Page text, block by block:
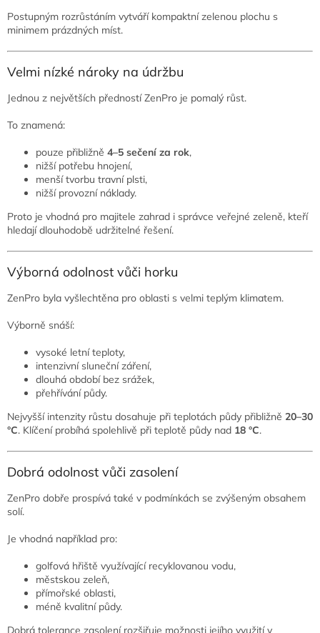
Postupným rozrůstáním vytváří kompaktní zelenou plochu s
minimem prázdných míst.
Velmi nízké nároky na údržbu
Jednou z největších předností ZenPro je pomalý růst.
To znamená:
pouze přibližně 4–5 sečení za rok,
nižší potřebu hnojení,
menší tvorbu travní plsti,
nižší provozní náklady.
Proto je vhodná pro majitele zahrad i správce veřejné zeleně, kteří
hledají dlouhodobě udržitelné řešení.
Výborná odolnost vůči horku
ZenPro byla vyšlechtěna pro oblasti s velmi teplým klimatem.
Výborně snáší:
vysoké letní teploty,
intenzivní sluneční záření,
dlouhá období bez srážek,
přehřívání půdy.
Nejvyšší intenzity růstu dosahuje při teplotách půdy přibližně 20–30
°C. Klíčení probíhá spolehlivě při teplotě půdy nad 18 °C.
Dobrá odolnost vůči zasolení
ZenPro dobře prospívá také v podmínkách se zvýšeným obsahem
solí.
Je vhodná například pro:
golfová hřiště využívající recyklovanou vodu,
městskou zeleň,
přímořské oblasti,
méně kvalitní půdy.
Dobrá tolerance zasolení rozšiřuje možnosti jejího využití v